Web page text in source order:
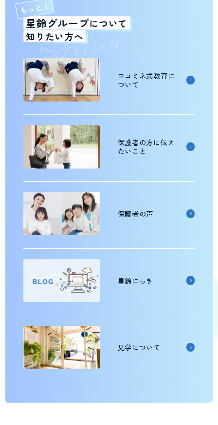
Se
i
r
i
n
もっと！
星鈴グループについて
知りたい方へ
ヨコミネ式教育に
ついて
保護者の方に伝え
たいこと
保護者の声
星鈴にっき
見学について